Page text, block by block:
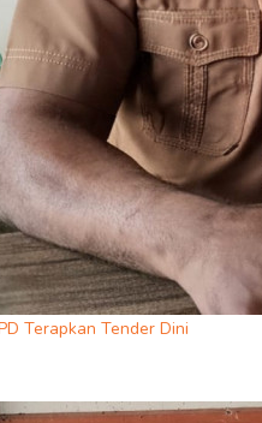
Terapkan Tender Dini